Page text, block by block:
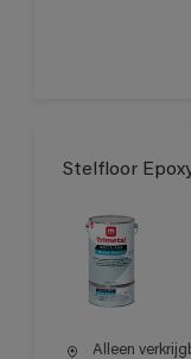
Stelfloor
Alleen